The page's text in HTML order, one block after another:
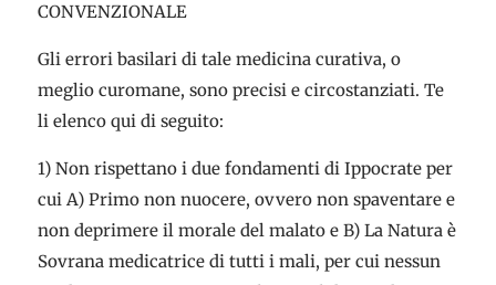
CONVENZIONALE
Gli errori basilari di tale medicina curativa, o
meglio curomane, sono precisi e circostanziati. Te
li elenco qui di seguito:
1) Non rispettano i due fondamenti di Ippocrate per
cui A) Primo non nuocere, ovvero non spaventare e
non deprimere il morale del malato e B) La Natura è
Sovrana medicatrice di tutti i mali, per cui nessun